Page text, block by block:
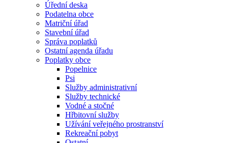
Úřední deska
Podatelna obce
Matriční úřad
Stavební úřad
Správa poplatků
Ostatní agenda úřadu
Poplatky obce
Popelnice
Psi
Služby administrativní
Služby technické
Vodné a stočné
Hřbitovní služby
Užívání veřejného prostranství
Rekreační pobyt